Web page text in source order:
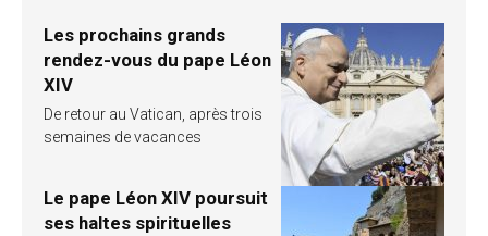
Les prochains grands
rendez-vous du pape Léon
XIV
De retour au Vatican, après trois
semaines de vacances
Le pape Léon XIV poursuit
ses haltes spirituelles